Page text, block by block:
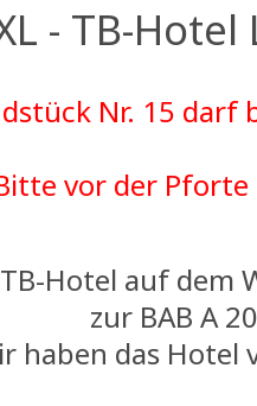
- TB-
Nr. 15 darf
vor der Pforte
Hotel auf dem
zur BAB A
haben das Hotel